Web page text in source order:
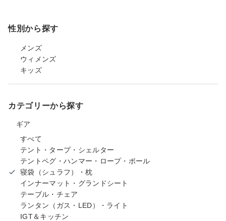
性別から探す
メンズ
ウィメンズ
キッズ
カテゴリーから探す
ギア
すべて
テント・タープ・シェルター
テントペグ・ハンマー・ロープ・ポール
寝袋（シュラフ）・枕
インナーマット・グランドシート
テーブル・チェア
ランタン（ガス・LED）・ライト
IGT＆キッチン